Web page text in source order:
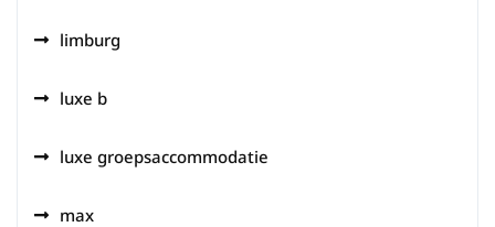
limburg
luxe b
luxe groepsaccommodatie
max